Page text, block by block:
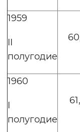
1959
II
полугодие
1960
I
полугодие